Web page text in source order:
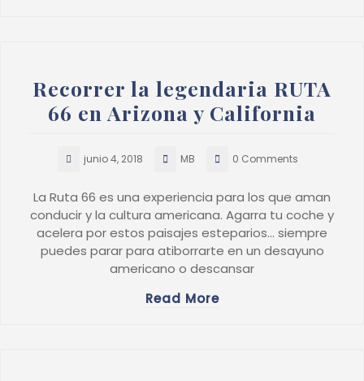
Recorrer la legendaria RUTA
66 en Arizona y California
junio 4, 2018 MB 0 Comments
La Ruta 66 es una experiencia para los que aman
conducir y la cultura americana. Agarra tu coche y
acelera por estos paisajes esteparios… siempre
puedes parar para atiborrarte en un desayuno
americano o descansar
Read More